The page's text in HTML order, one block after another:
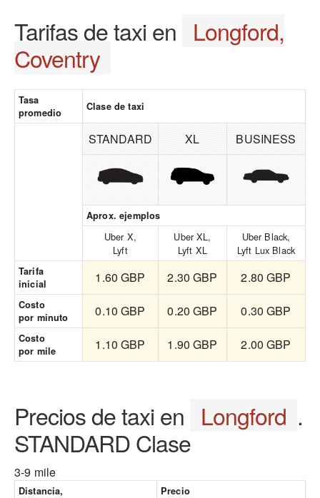
Tarifas de taxi en Longford,
Coventry
Tasa
promedio
Clase de taxi
STANDARD XL BUSINESS
Aprox. ejemplos
Uber X,
Lyft
Uber XL,
Lyft XL
Uber Black,
Lyft Lux Black
Tarifa
inicial
1.60 GBP 2.30 GBP 2.80 GBP
Costo
por minuto
0.10 GBP 0.20 GBP 0.30 GBP
Costo
por mile
1.10 GBP 1.90 GBP 2.00 GBP
Precios de taxi en Longford .
STANDARD Clase
3-9 mile
Distancia,
Precio